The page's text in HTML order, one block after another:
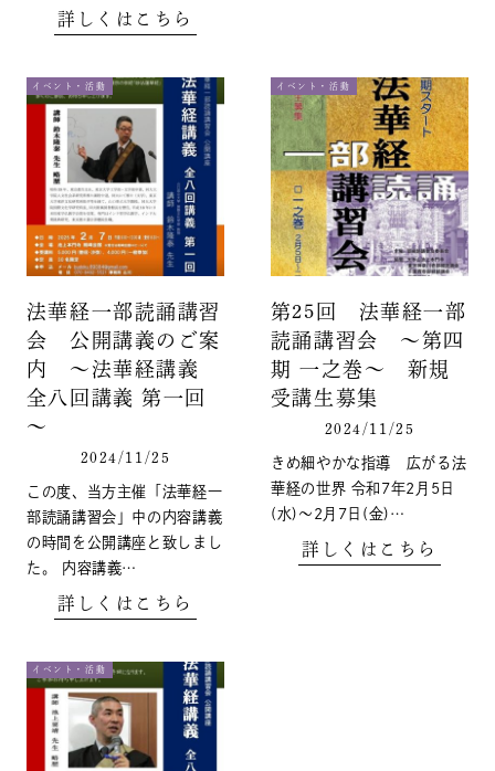
詳しくはこちら
イベント・活動
法華経一部読誦講習
会 公開講義のご案
内 ～法華経講義
全八回講義 第一回
～
2024/11/25
この度、当方主催「法華経一
部読誦講習会」中の内容講義
の時間を公開講座と致しまし
た。 内容講義…
詳しくはこちら
イベント・活動
第25回 法華経一部
読誦講習会 ～第四
期 一之巻～ 新規
受講生募集
2024/11/25
きめ細やかな指導 広がる法
華経の世界 令和7年2月5日
(水)～2月7日(金)…
詳しくはこちら
イベント・活動